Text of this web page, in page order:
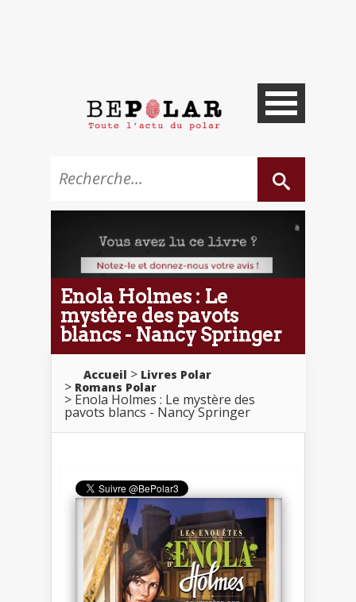
Enola Holmes : Le
mystère des pavots
blancs - Nancy Springer
Accueil
Livres Polar
Romans Polar
Enola Holmes : Le mystère des
pavots blancs - Nancy Springer